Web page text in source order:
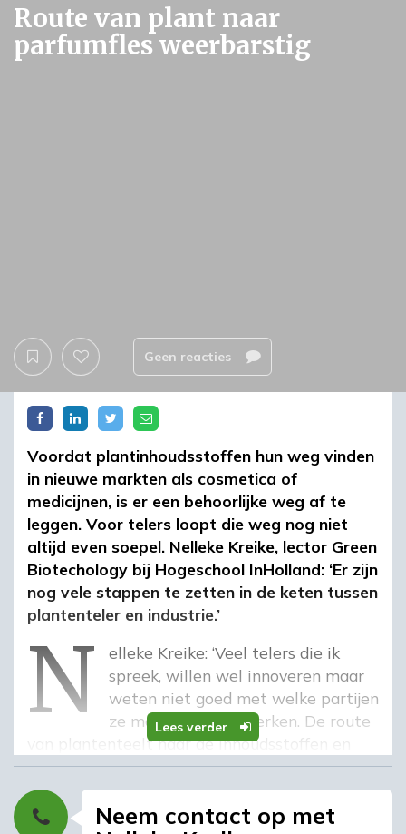
Route van plant naar
parfumfles weerbarstig
Geen reacties
Lees verder
Voordat plantinhoudsstoffen hun weg vinden
in nieuwe markten als cosmetica of
medicijnen, is er een behoorlijke weg af te
leggen. Voor telers loopt die weg nog niet
altijd even soepel. Nelleke Kreike, lector Green
Biotechology bij Hogeschool InHolland: ‘Er zijn
nog vele stappen te zetten in de keten tussen
plantenteler en industrie.’
n
Nelleke Kreike: ‘Veel telers die ik
spreek, willen wel innoveren maar
weten niet goed met welke partijen
ze moeten samenwerken. De route
van plantenteelt naar de inhoudsstoffen en
vervolgens naar de industrie, is complex en de
economische haalbaarheid is onzeker. Dit
moet allemaal per planteninhoudsstof
Neem contact op met